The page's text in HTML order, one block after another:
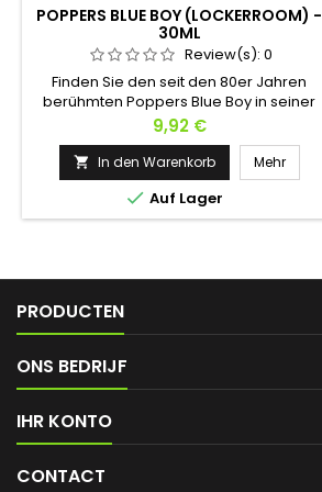
POPPERS BLUE BOY (LOCKERROOM) -
30ML
Review(s): 0
Finden Sie den seit den 80er Jahren
berühmten Poppers Blue Boy in seiner
neuen Lockerroom-Version. Basierend
auf Hexylnitrit wird es Ihre Erwartungen,
Enthemmung, Erweiterung und Euphorie
erfüllen. Für gute und böse Jungs ein
Muss in der schwulen Welt!
Preis
9,92 €
 In den Warenkorb Mehr
 Auf Lager
PRODUCTEN
ONS BEDRIJF
IHR KONTO
CONTACT